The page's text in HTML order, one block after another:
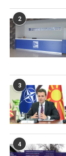
2
3
4